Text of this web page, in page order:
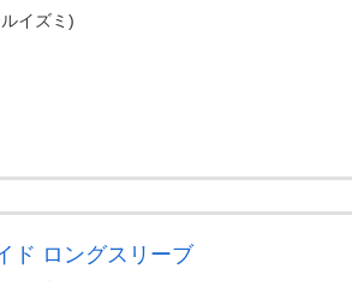
イズミ)
ド ロングスリーブ